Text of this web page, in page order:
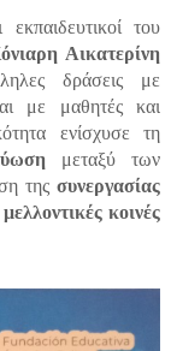
εκπαιδευτικοί του
Αικατερίνη
δράσεις με
με μαθητές και
ενίσχυσε τη
μεταξύ των
τηςσυνεργασίας
μελλοντικές κοινές